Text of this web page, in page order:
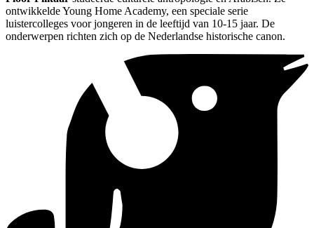
ontwikkelde Young Home Academy, een speciale serie
luistercolleges voor jongeren in de leeftijd van 10-15 jaar. De
onderwerpen richten zich op de Nederlandse historische canon.